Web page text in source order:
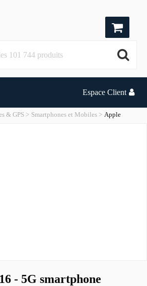
Espace Client
& GPS Smartphones et Mobiles Apple
- 5G smartphone